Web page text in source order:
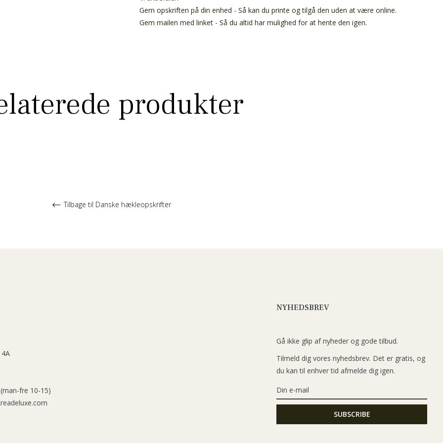
Gem opskriften på din enhed - Så kan du printe og tilgå den uden at være online.
Gem mailen med linket - Så du altid har mulighed for at hente den igen.
produkter
Tilbage til Danske hækleopskrifter
fre 10-15)
NYHEDSBREV
Gå ikke glip af nyheder og gode tilbud.
Tilmeld dig vores nyhedsbrev. Det er gratis, og
du kan til enhver tid afmelde dig igen.